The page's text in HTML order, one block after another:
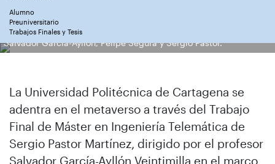
Alumno
Preuniversitario
Trabajos Finales y Tesis
Salvador García-Ayllón, Felipe Segura y Sergio Pastor.
La Universidad Politécnica de Cartagena se
adentra en el metaverso a través del Trabajo
Final de Máster en Ingeniería Telemática de
Sergio Pastor Martínez, dirigido por el profesor
Salvador García-Ayllón Veintimilla en el marco